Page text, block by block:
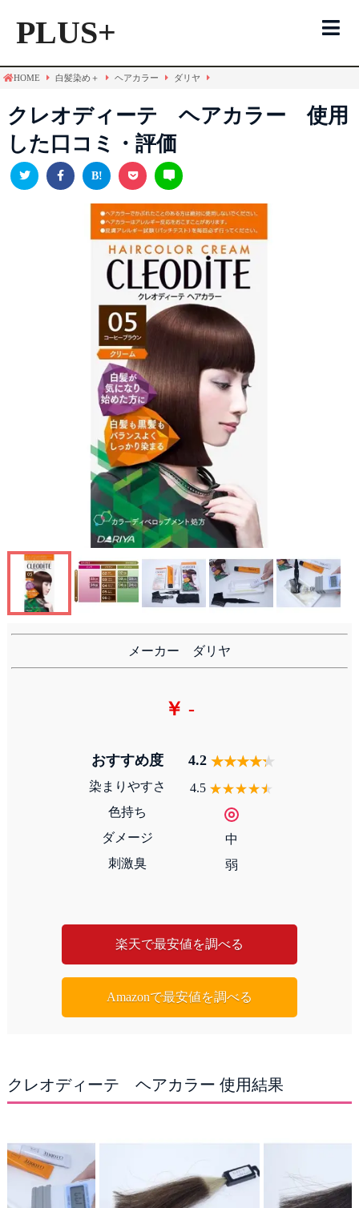
PLUS+
ヘアカラー
トリートメント
シャンプー
メンズ用
ヘアマニキュア
白髪隠し
HOME 白髪染め＋ ヘアカラー ダリヤ
クレオディーテ ヘアカラー 使用
した口コミ・評価
メーカー ダリヤ
￥ -
おすすめ度
染まりやすさ
色持ち
ダメージ
刺激臭
4.2
4.5
中
弱
楽天で最安値を調べる
Amazonで最安値を調べる
クレオディーテ ヘアカラー 使用結果